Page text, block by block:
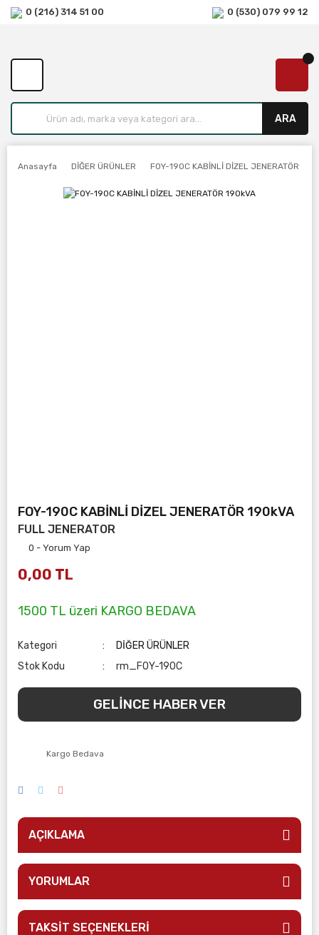
0 (216) 314 51 00 0 (530) 079 99 12
ARA
Anasayfa DİĞER ÜRÜNLER FOY-190C KABİNLİ DİZEL JENERATÖR
FOY-190C KABİNLİ DİZEL JENERATÖR 190kVA
FULL JENERATOR
0 - Yorum Yap
0,00 TL
1500 TL üzeri KARGO BEDAVA
Kategori
DİĞER ÜRÜNLER
Stok Kodu
rm_FOY-190C
GELİNCE HABER VER
Kargo Bedava
AÇIKLAMA
YORUMLAR
TAKSİT SEÇENEKLERİ